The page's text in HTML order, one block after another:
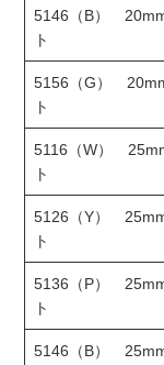
5146（B）
ト
5156（G）
ト
5116（W）
ト
5126（Y）
ト
5136（P）
ト
5146（B）